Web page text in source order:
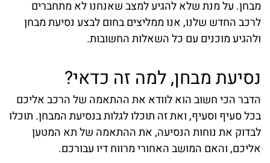
מבחן. על מנת שלא להגיע למצב שאנחנו לא מתחברים
לרכב החדש שלנו, אנו ממליצים בחום לבצע נסיעת מבחן
ולהגיע מוכנים עם כל השאלות החשובות.
נסיעת מבחן, למה זה כדאי?
הדבר הכי חשוב הוא לוודא את ההתאמה של הרכב אליכם
בכל סעיף וסעיף, ואת זה תוכלו לגלות בנסיעת המבחן. תוכלו
לבדוק את נוחות הנסיעה, את ההתאמה של תא המטען
אליכם, והאם המושב האחורי מרווח דיו עבורכם.